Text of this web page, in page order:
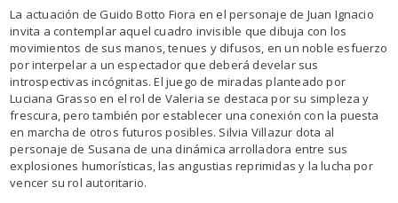
La actuación de Guido Botto Fiora en el personaje de Juan Ignacio
invita a contemplar aquel cuadro invisible que dibuja con los
movimientos de sus manos, tenues y difusos, en un noble esfuerzo
por interpelar a un espectador que deberá develar sus
introspectivas incógnitas. El juego de miradas planteado por
Luciana Grasso en el rol de Valeria se destaca por su simpleza y
frescura, pero también por establecer una conexión con la puesta
en marcha de otros futuros posibles. Silvia Villazur dota al
personaje de Susana de una dinámica arrolladora entre sus
explosiones humorísticas, las angustias reprimidas y la lucha por
vencer su rol autoritario.